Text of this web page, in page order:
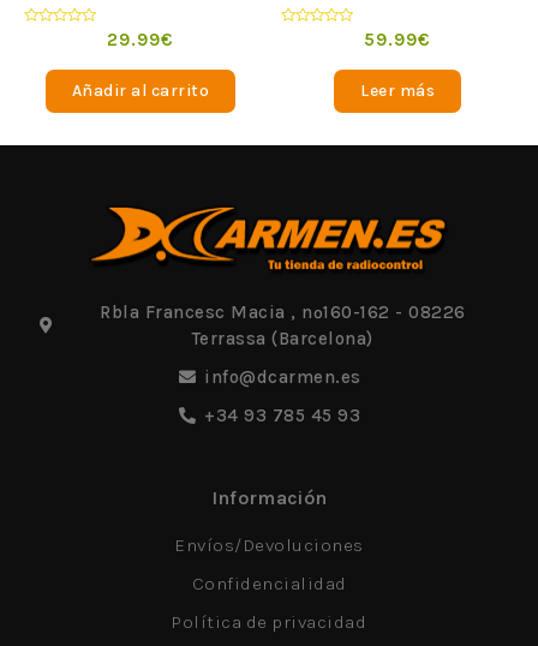
29.99€
Añadir al carrito
59.99€
Leer más
Rbla Francesc Macia , nº160-162 - 08226
Terrassa (Barcelona)
info@dcarmen.es
+34 93 785 45 93
Información
Envíos/Devoluciones
Confidencialidad
Política de privacidad